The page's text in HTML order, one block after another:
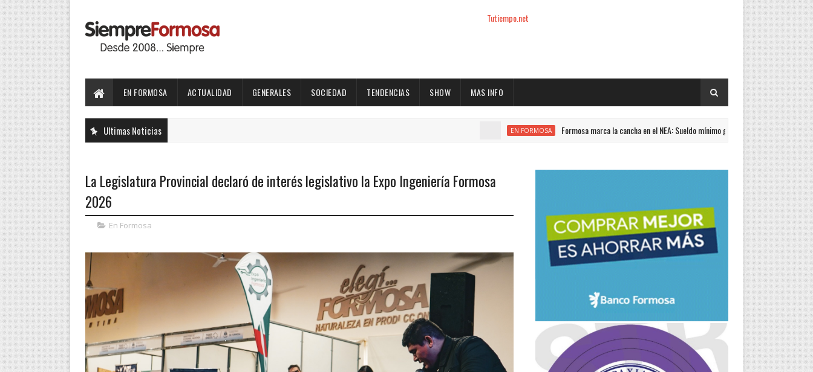
Tutiempo.net
EN FORMOSA ACTUALIDAD GENERALES SOCIEDAD TENDENCIAS SHOW MAS INFO
Ultimas Noticias EN FORMOSA Formosa marca la cancha en el NEA: Sueldo mínimo garantizado de $1.200.000 y sin
La Legislatura Provincial declaró de interés legislativo la Expo Ingeniería Formosa
2026
En Formosa